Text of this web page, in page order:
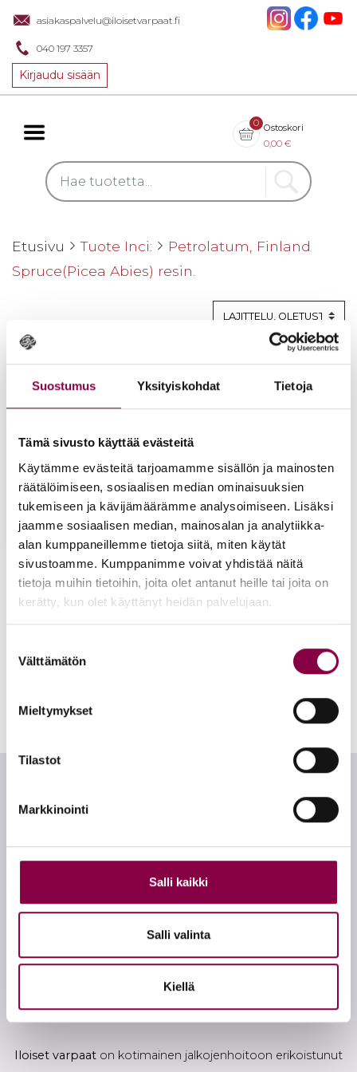
Suostumus Yksityiskohdat Tietoja
Tämä sivusto käyttää evästeitä
Käytämme evästeitä tarjoamamme sisällön ja mainosten
räätälöimiseen, sosiaalisen median ominaisuuksien
tukemiseen ja kävijämäärämme analysoimiseen. Lisäksi
jaamme sosiaalisen median, mainosalan ja analytiikka-
alan kumppaneillemme tietoja siitä, miten käytät
sivustoamme. Kumppanimme voivat yhdistää näitä
tietoja muihin tietoihin, joita olet antanut heille tai joita on
kerätty, kun olet käyttänyt heidän palvelujaan.
valinta
Välttämätön
Mieltymykset
Tilastot
Markkinointi
Salli kaikki
Salli valinta
Kiellä
asiakaspalvelu@iloisetvarpaat.fi
040 197 3357
Kirjaudu sisään
0 Ostoskori
0,00 €
Etusivu Tuote Inci:
Petrolatum, Finland
Spruce(Picea Abies) resin.
Iloi­set Var­paat -pih­ka­
voi­de 20%, 30 g
31,90€
Lisää ostoskoriin
Yhteystiedot
Evästeseloste
Peruuttamisoikeus
Iloiset varpaat on kotimainen jalkojenhoitoon erikoistunut